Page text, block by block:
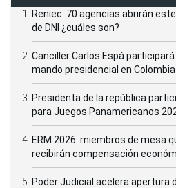
Reniec: 70 agencias abrirán
de DNI ¿cuáles son?
Canciller Carlos Espá
mando presidencial en Colombia
Presidenta de la república
para Juegos Panamericanos
ERM 2026: miembros de mesa
recibirán compensación
Poder Judicial acelera apertura